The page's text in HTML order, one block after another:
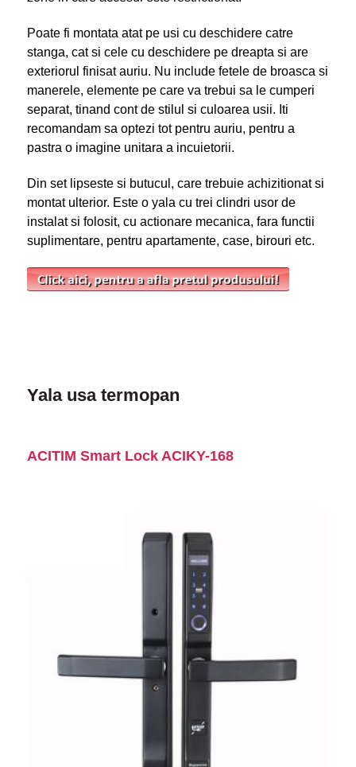
Poate fi montata atat pe usi cu deschidere catre
stanga, cat si cele cu deschidere pe dreapta si are
exteriorul finisat auriu. Nu include fetele de broasca si
manerele, elemente pe care va trebui sa le cumperi
separat, tinand cont de stilul si culoarea usii. Iti
recomandam sa optezi tot pentru auriu, pentru a
pastra o imagine unitara a incuietorii.
Din set lipseste si butucul, care trebuie achizitionat si
montat ulterior. Este o yala cu trei clindri usor de
instalat si folosit, cu actionare mecanica, fara functii
suplimentare, pentru apartamente, case, birouri etc.
Yala usa termopan
ACITIM Smart Lock ACIKY-168